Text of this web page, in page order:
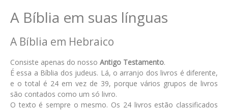
A Bíblia em suas línguas
A Bíblia em Hebraico
Consiste apenas do nosso Antigo Testamento.
É essa a Bíblia dos judeus. Lá, o arranjo dos livros é diferente,
e o total é 24 em vez de 39, porque vários grupos de livros
são contados como um só livro.
O texto é sempre o mesmo. Os 24 livros estão classificados